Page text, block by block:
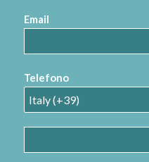
Email
Telefono